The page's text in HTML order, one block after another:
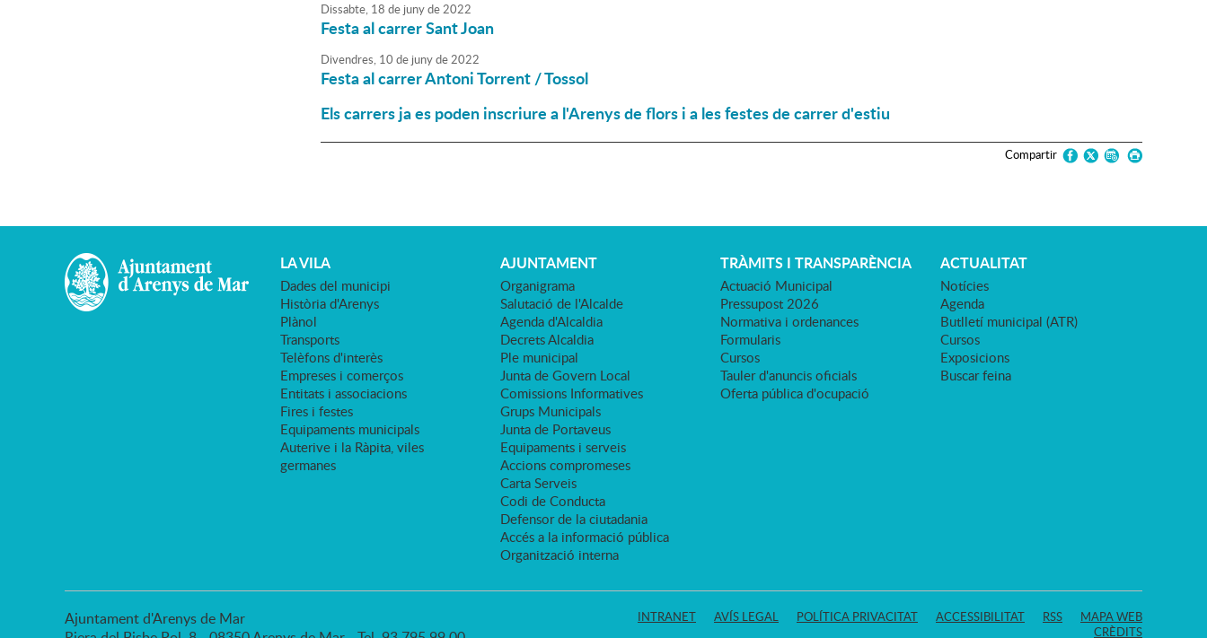
Dissabte, 18 de junyde2022
Festa al carrer Sant Joan
Divendres, 10 de junyde2022
Festa al carrer Antoni Torrent / Tossol
Els carrers ja es poden inscriure a l'Arenys de flors i a les festes de carrer d'estiu
Compartir
LA VILA
Dades del municipi
Història d'Arenys
Plànol
Transports
Telèfons d'interès
Empreses i comerços
Entitats i associacions
Fires i festes
Equipaments municipals
Auterive i la Ràpita, viles
germanes
AJUNTAMENT
Organigrama
Salutació de l'Alcalde
Agenda d'Alcaldia
Decrets Alcaldia
Ple municipal
Junta de Govern Local
Comissions Informatives
Grups Municipals
Junta de Portaveus
Equipaments i serveis
Accions compromeses
Carta Serveis
Codi de Conducta
Defensor de la ciutadania
Accés a la informació pública
Organització interna
TRÀMITS I TRANSPARÈNCIA
Actuació Municipal
Pressupost 2026
Normativa i ordenances
Formularis
Cursos
Tauler d'anuncis oficials
Oferta pública d'ocupació
ACTUALITAT
Notícies
Agenda
Butlletí municipal (ATR)
Cursos
Exposicions
Buscar feina
Ajuntament d'Arenys de Mar
INTRANET AVÍS LEGAL POLÍTICA PRIVACITAT ACCESSIBILITAT RSS
MAPA WEB
CRÈDITS